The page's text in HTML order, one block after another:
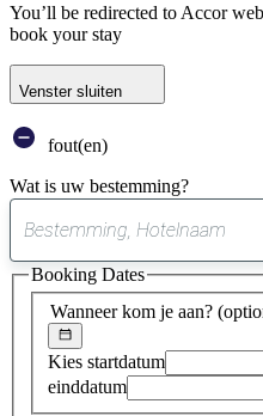
You’ll be redirected to Accor
book your stay
Venster sluiten
fout(en)
Wat is uw bestemming?
Wanneer kom je aan?
Kies startdatum
einddatum
Booking Dates